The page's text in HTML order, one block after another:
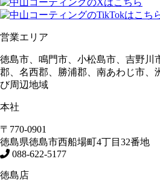
営業エリア
徳島市、鳴門市、小松島市、吉野川
郡、名西郡、勝浦郡、南あわじ市、
び周辺地域
本社
〒770-0901
徳島県徳島市西船場町4丁目32番地
088-622-5177
徳島店